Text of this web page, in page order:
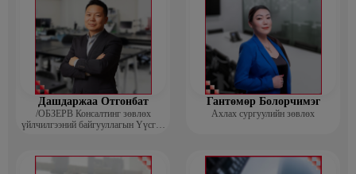
Дашдаржаа Отгонбат
/ОБЗЕРВ Консалтинг зөвлөх
үйлчилгээний байгууллагын Үүсгэн
Гантөмөр Болорчимэг
Ахлах сургуулийн зөвлөх